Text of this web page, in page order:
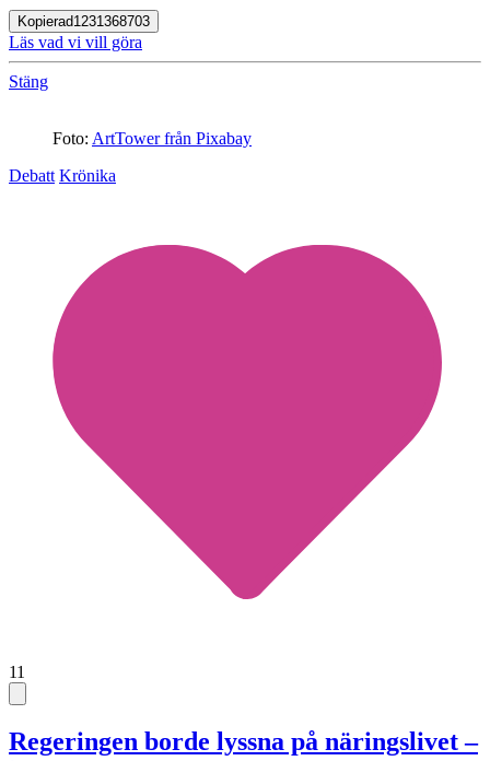
Kopierad1231368703
Läs vad vi vill göra
Stäng
Foto: ArtTower från Pixabay
Debatt Krönika
11
Regeringen borde lyssna på näringslivet –